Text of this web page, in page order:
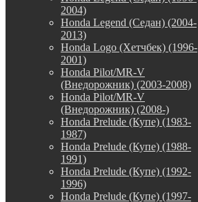
2004)
Honda Legend (Седан) (2004-
2013)
Honda Logo (Хетчбек) (1996-
2001)
Honda Pilot/MR-V
(Внедорожник) (2003-2008)
Honda Pilot/MR-V
(Внедорожник) (2008-)
Honda Prelude (Купе) (1983-
1987)
Honda Prelude (Купе) (1988-
1991)
Honda Prelude (Купе) (1992-
1996)
Honda Prelude (Купе) (1997-